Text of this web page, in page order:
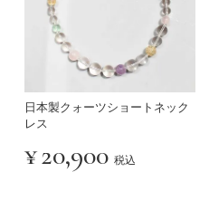
日本製クォーツショートネック
レス
¥20,900 税込